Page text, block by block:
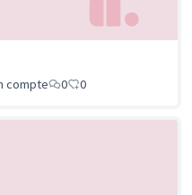
compte 0 0